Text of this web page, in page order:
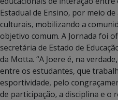
Estadual de Ensino, por meio
culturais, mobilizando a
objetivo comum. A Jornada foi
secretária de Estado de
da Motta. “A Joere é, na
entre os estudantes, que
esportividade, pelo
de participação, a disciplina e o